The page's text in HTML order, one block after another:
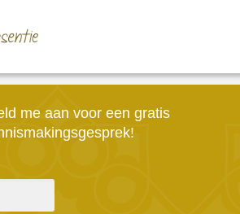
me aan voor een gratis